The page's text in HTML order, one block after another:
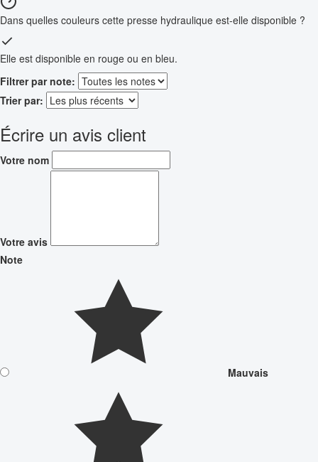
Dans quelles couleurs cette presse hydraulique est-elle disponible ?
Elle est disponible en rouge ou en bleu.
Filtrer par note:
Trier par:
Écrire un avis client
Votre nom
Votre avis
Note
Mauvais